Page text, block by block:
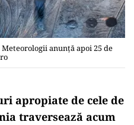
anunță apoi 25 de
apropiate de cele de
traversează acum